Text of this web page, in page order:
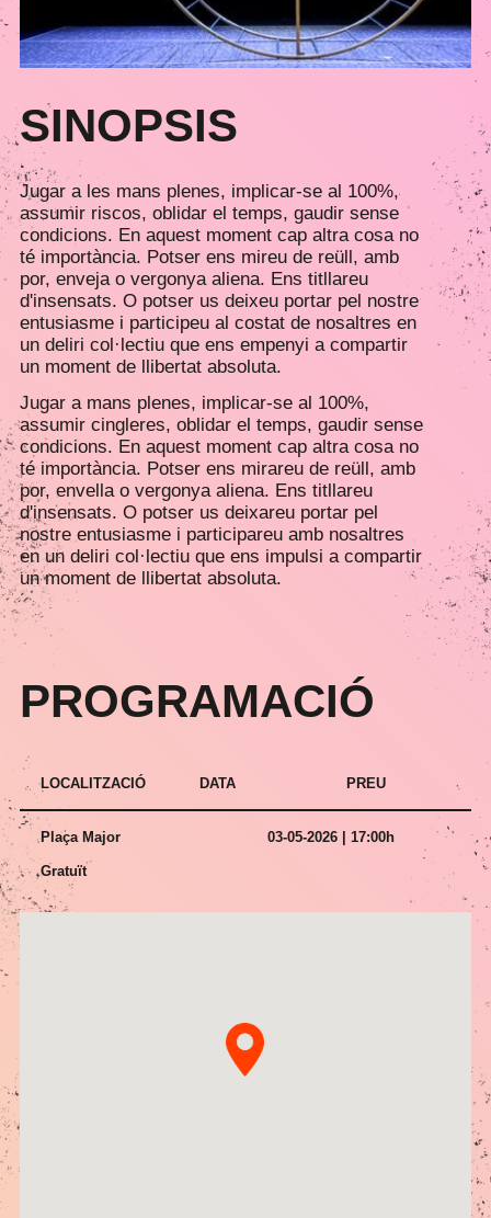
SINOPSIS
Jugar a les mans plenes, implicar-se al 100%,
assumir riscos, oblidar el temps, gaudir sense
condicions. En aquest moment cap altra cosa no
té importància. Potser ens mireu de reüll, amb
por, enveja o vergonya aliena. Ens titllareu
d'insensats. O potser us deixeu portar pel nostre
entusiasme i participeu al costat de nosaltres en
un deliri col·lectiu que ens empenyi a compartir
un moment de llibertat absoluta.
Jugar a mans plenes, implicar-se al 100%,
assumir cingleres, oblidar el temps, gaudir sense
condicions. En aquest moment cap altra cosa no
té importància. Potser ens mirareu de reüll, amb
por, envella o vergonya aliena. Ens titllareu
d'insensats. O potser us deixareu portar pel
nostre entusiasme i participareu amb nosaltres
en un deliri col·lectiu que ens impulsi a compartir
un moment de llibertat absoluta.
PROGRAMACIÓ
LOCALITZACIÓ DATA PREU
Plaça Major 03-05-2026 | 17:00h
Gratuït